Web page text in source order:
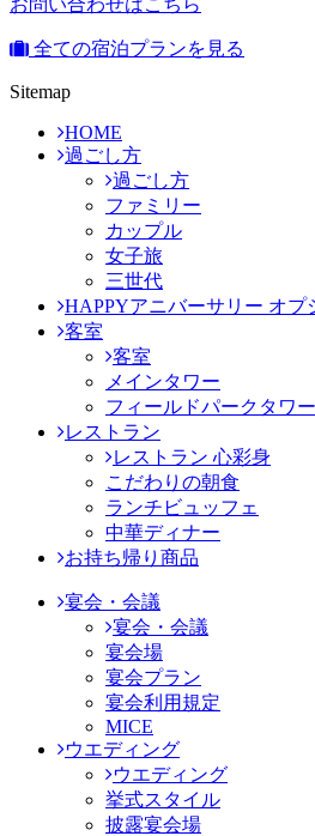
全ての宿泊プランを見る
Sitemap
HOME
過ごし方
過ごし方
ファミリー
カップル
女子旅
三世代
HAPPYアニバーサリー オプ
客室
客室
メインタワー
フィールドパークタワー
レストラン
レストラン 心彩身
こだわりの朝食
ランチビュッフェ
中華ディナー
お持ち帰り商品
宴会・会議
宴会・会議
宴会場
宴会プラン
宴会利用規定
MICE
ウエディング
ウエディング
挙式スタイル
披露宴会場